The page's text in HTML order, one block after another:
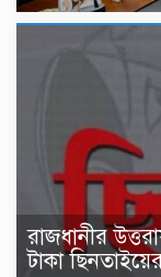
রাজধানীর
টাকা